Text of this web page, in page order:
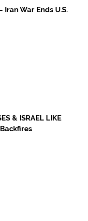
War Ends U.S.
& ISRAEL LIKE
Backfires